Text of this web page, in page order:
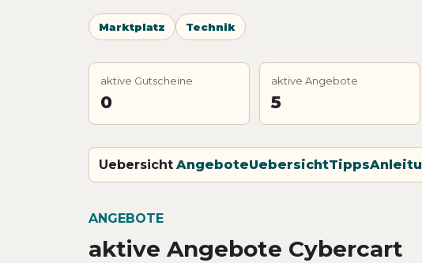
Marktplatz Technik
aktive Gutscheine
0
aktive Angebote
5
Uebersicht AngeboteUebersichtTipps
ANGEBOTE
aktive Angebote Cybercart